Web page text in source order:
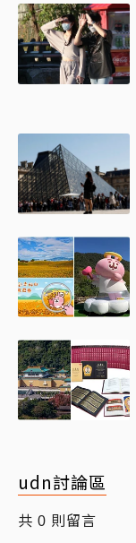
udn討論區
共 0 則留言